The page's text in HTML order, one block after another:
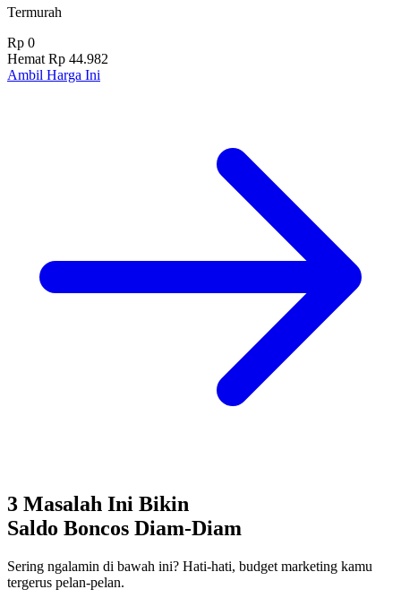
Termurah
Rp 0
Hemat Rp 44.982
Ambil Harga Ini
3 Masalah Ini Bikin
Saldo Boncos Diam-Diam
Sering ngalamin di bawah ini? Hati-hati, budget marketing kamu
tergerus pelan-pelan.